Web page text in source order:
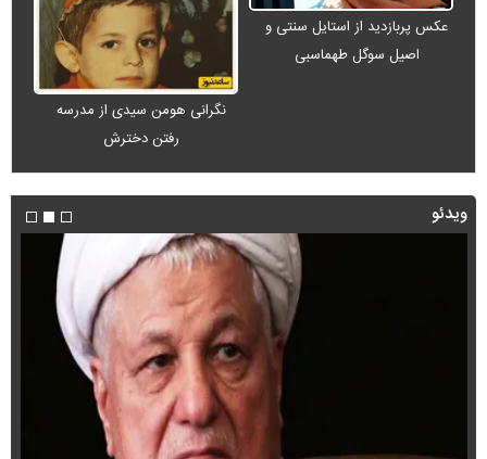
عکس پربازدید از استایل سنتی و
اصیل سوگل طهماسبی
نگرانی هومن سیدی از مدرسه
رفتن دخترش
ویدئو